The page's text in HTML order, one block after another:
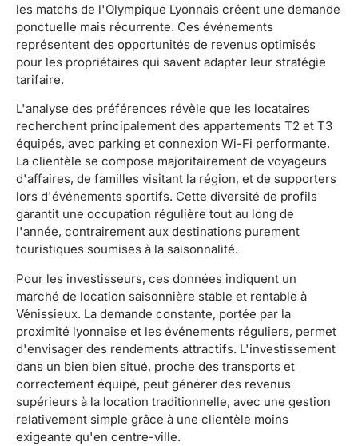
les matchs de l'Olympique Lyonnais créent une demande
ponctuelle mais récurrente. Ces événements
représentent des opportunités de revenus optimisés
pour les propriétaires qui savent adapter leur stratégie
tarifaire.
L'analyse des préférences révèle que les locataires
recherchent principalement des appartements T2 et T3
équipés, avec parking et connexion Wi-Fi performante.
La clientèle se compose majoritairement de voyageurs
d'affaires, de familles visitant la région, et de supporters
lors d'événements sportifs. Cette diversité de profils
garantit une occupation régulière tout au long de
l'année, contrairement aux destinations purement
touristiques soumises à la saisonnalité.
Pour les investisseurs, ces données indiquent un
marché de location saisonnière stable et rentable à
Vénissieux. La demande constante, portée par la
proximité lyonnaise et les événements réguliers, permet
d'envisager des rendements attractifs. L'investissement
dans un bien bien situé, proche des transports et
correctement équipé, peut générer des revenus
supérieurs à la location traditionnelle, avec une gestion
relativement simple grâce à une clientèle moins
exigeante qu'en centre-ville.